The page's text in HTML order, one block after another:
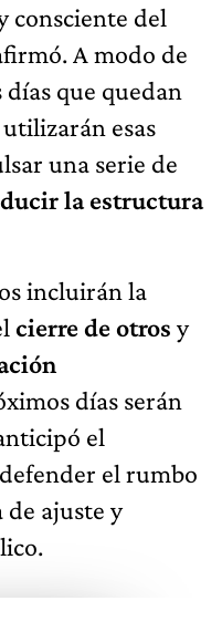
consciente del
A modo de
que quedan
esas
una serie de
la estructura
incluirán la
cierre de otros y
días serán
el
el rumbo
ajuste y